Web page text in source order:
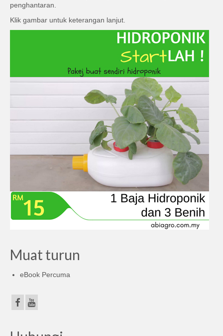
penghantaran.
Klik gambar untuk keterangan lanjut.
Muat turun
eBook Percuma